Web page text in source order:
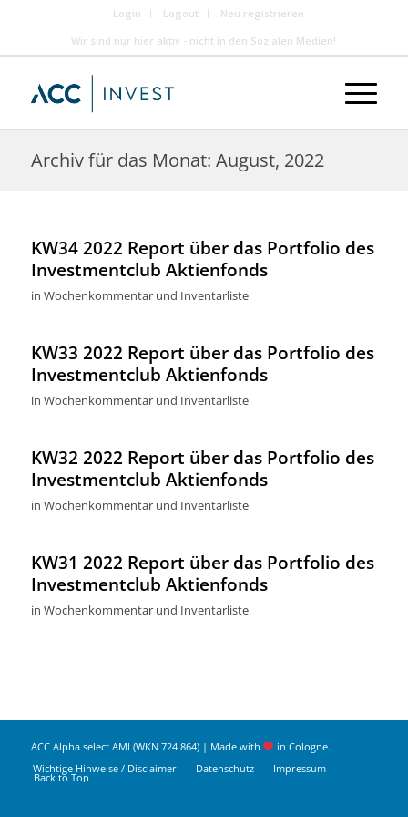
Login Logout
Neu registrieren
Wir sind nur hier aktiv - nicht in den Sozialen Medien!
Archiv für das Monat: August, 2022
KW34 2022 Report über das Portfolio des
Investmentclub Aktienfonds
in Wochenkommentar und Inventarliste
KW33 2022 Report über das Portfolio des
Investmentclub Aktienfonds
in Wochenkommentar und Inventarliste
KW32 2022 Report über das Portfolio des
Investmentclub Aktienfonds
in Wochenkommentar und Inventarliste
KW31 2022 Report über das Portfolio des
Investmentclub Aktienfonds
in Wochenkommentar und Inventarliste
ACC Alpha select AMI (WKN 724 864) | Made with
in Cologne.
Wichtige Hinweise / Disclaimer
Datenschutz Impressum
Back to Top